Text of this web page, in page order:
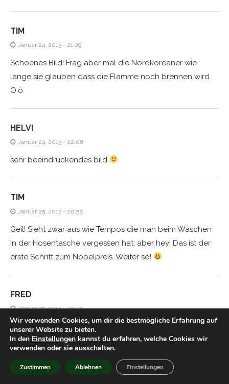
TIM
Januar 24, 2013 - 21:29
Schoenes Bild! Frag aber mal die Nordkoreaner wie
lange sie glauben dass die Flamme noch brennen wird
O.o
HELVI
Januar 24, 2013 - 22:08
sehr beeindruckendes bild
TIM
Januar 25, 2013 - 20:53
Geil! Sieht zwar aus wie Tempos die man beim Waschen
in der Hosentasche vergessen hat, aber hey! Das ist der
erste Schritt zum Nobelpreis. Weiter so!
FRED
Januar 25, 2013 - 22:42
Da kehren sie alle zur Synthese zurück ;D
TIM
Wir verwenden Cookies, um dir die bestmögliche Erfahrung auf
unserer Website zu bieten.
In den Einstellungen kannst du erfahren, welche Cookies wir
verwenden oder sie ausschalten.
Zustimmen Ablehnen Einstellungen